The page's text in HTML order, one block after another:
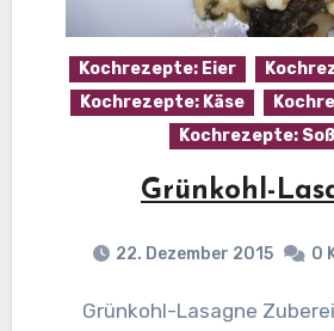
Kochrezepte: Eier
Kochrezepte: Käse
Kochrezepte:
Grünkohl-
22. Dezember 2015 0
Grünkohl-Lasagne Zubereitung: Für die